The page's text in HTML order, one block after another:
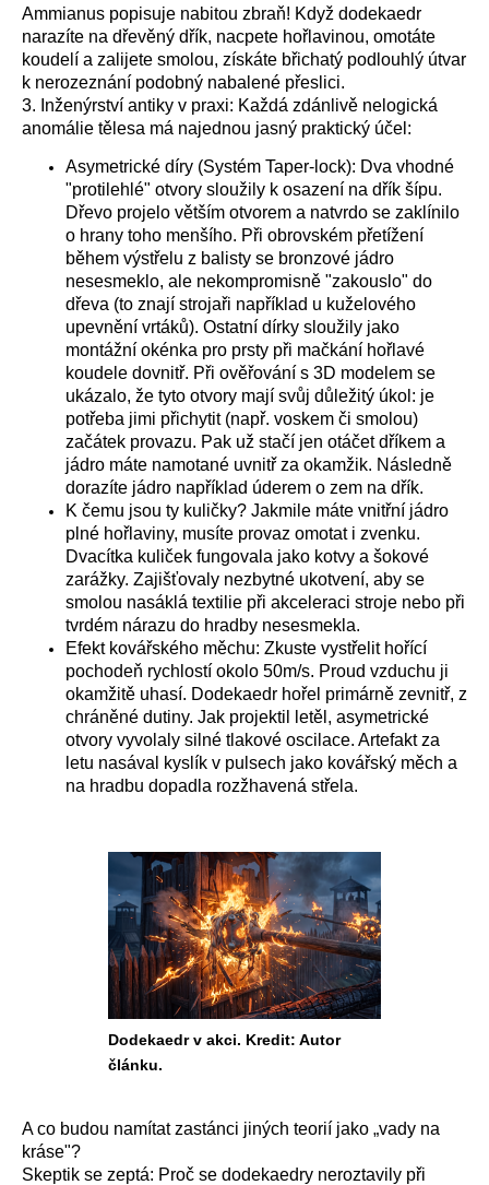
Ammianus popisuje nabitou zbraň! Když dodekaedr
narazíte na dřevěný dřík, nacpete hořlavinou, omotáte
koudelí a zalijete smolou, získáte břichatý podlouhlý útvar
k nerozeznání podobný nabalené přeslici.
3. Inženýrství antiky v praxi: Každá zdánlivě nelogická
anomálie tělesa má najednou jasný praktický účel:
Asymetrické díry (Systém Taper-lock): Dva vhodné
"protilehlé" otvory sloužily k osazení na dřík šípu.
Dřevo projelo větším otvorem a natvrdo se zaklínilo
o hrany toho menšího. Při obrovském přetížení
během výstřelu z balisty se bronzové jádro
nesesmeklo, ale nekompromisně "zakouslo" do
dřeva (to znají strojaři například u kuželového
upevnění vrtáků). Ostatní dírky sloužily jako
montážní okénka pro prsty při mačkání hořlavé
koudele dovnitř. Při ověřování s 3D modelem se
ukázalo, že tyto otvory mají svůj důležitý úkol: je
potřeba jimi přichytit (např. voskem či smolou)
začátek provazu. Pak už stačí jen otáčet dříkem a
jádro máte namotané uvnitř za okamžik. Následně
dorazíte jádro například úderem o zem na dřík.
K čemu jsou ty kuličky? Jakmile máte vnitřní jádro
plné hořlaviny, musíte provaz omotat i zvenku.
Dvacítka kuliček fungovala jako kotvy a šokové
zarážky. Zajišťovaly nezbytné ukotvení, aby se
smolou nasáklá textilie při akceleraci stroje nebo při
tvrdém nárazu do hradby nesesmekla.
Efekt kovářského měchu: Zkuste vystřelit hořící
pochodeň rychlostí okolo 50m/s. Proud vzduchu ji
okamžitě uhasí. Dodekaedr hořel primárně zevnitř, z
chráněné dutiny. Jak projektil letěl, asymetrické
otvory vyvolaly silné tlakové oscilace. Artefakt za
letu nasával kyslík v pulsech jako kovářský měch a
na hradbu dopadla rozžhavená střela.
Dodekaedr v akci. Kredit: Autor
článku.
A co budou namítat zastánci jiných teorií jako „vady na
kráse"?
Skeptik se zeptá: Proč se dodekaedry neroztavily při